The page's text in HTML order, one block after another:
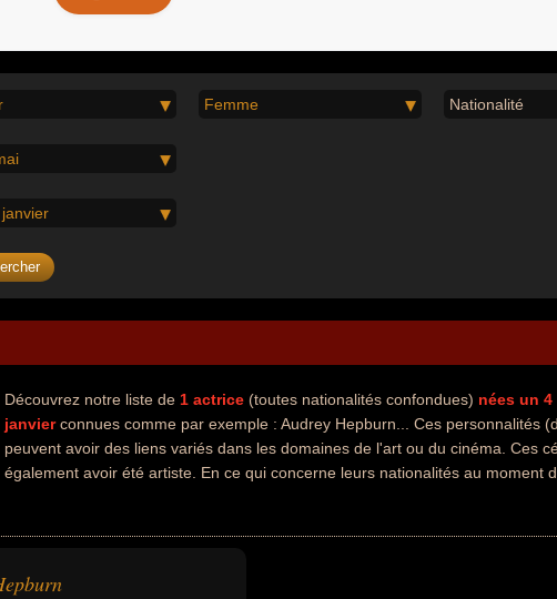
Femme Nationalité
Découvrez notre liste de 1 actrice (toutes nationalités confondues) nées un 4
janvierconnues comme par exemple : Audrey Hepburn... Ces personnalités
peuvent avoir des liens variés dans les domaines de l'art ou du cinéma. Ces
également avoir été artiste. En ce qui concerne leurs nationalités au moment